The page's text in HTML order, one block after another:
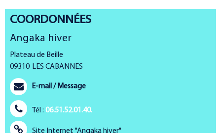
COORDONNÉES
Angaka hiver
Plateau de Beille
09310 LES CABANNES
E-mail / Message
Tél : 06.51.52.01.40.
Site Internet "Angaka hiver"